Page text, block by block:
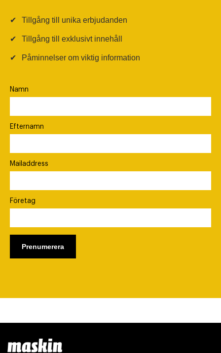
✔ Tillgång till unika erbjudanden
✔ Tillgång till exklusivt innehåll
✔ Påminnelser om viktig information
Namn
Efternamn
Mailaddress
Företag